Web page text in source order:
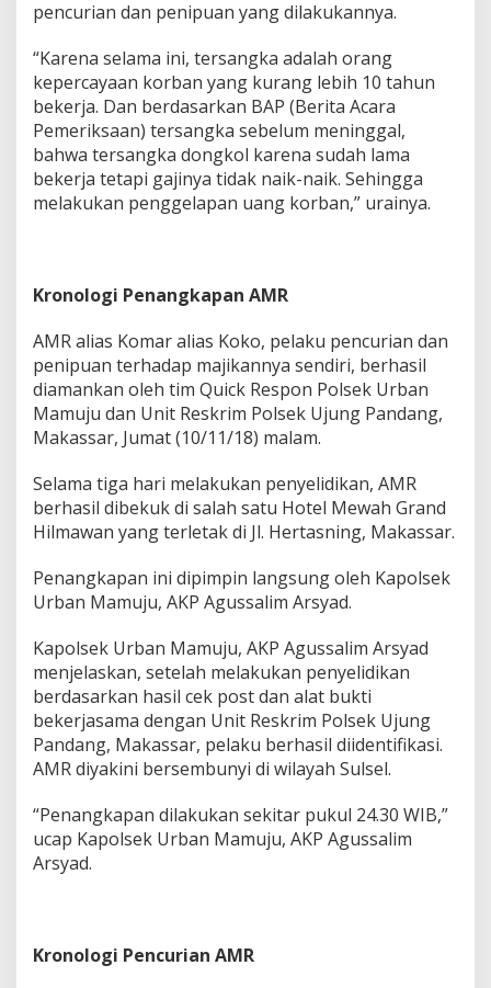
pencurian dan penipuan yang dilakukannya.
“Karena selama ini, tersangka adalah orang
kepercayaan korban yang kurang lebih 10 tahun
bekerja. Dan berdasarkan BAP (Berita Acara
Pemeriksaan) tersangka sebelum meninggal,
bahwa tersangka dongkol karena sudah lama
bekerja tetapi gajinya tidak naik-naik. Sehingga
melakukan penggelapan uang korban,” urainya.
Kronologi Penangkapan AMR
AMR alias Komar alias Koko, pelaku pencurian dan
penipuan terhadap majikannya sendiri, berhasil
diamankan oleh tim Quick Respon Polsek Urban
Mamuju dan Unit Reskrim Polsek Ujung Pandang,
Makassar, Jumat (10/11/18) malam.
Selama tiga hari melakukan penyelidikan, AMR
berhasil dibekuk di salah satu Hotel Mewah Grand
Hilmawan yang terletak di Jl. Hertasning, Makassar.
Penangkapan ini dipimpin langsung oleh Kapolsek
Urban Mamuju, AKP Agussalim Arsyad.
Kapolsek Urban Mamuju, AKP Agussalim Arsyad
menjelaskan, setelah melakukan penyelidikan
berdasarkan hasil cek post dan alat bukti
bekerjasama dengan Unit Reskrim Polsek Ujung
Pandang, Makassar, pelaku berhasil diidentifikasi.
AMR diyakini bersembunyi di wilayah Sulsel.
“Penangkapan dilakukan sekitar pukul 24.30 WIB,”
ucap Kapolsek Urban Mamuju, AKP Agussalim
Arsyad.
Kronologi Pencurian AMR